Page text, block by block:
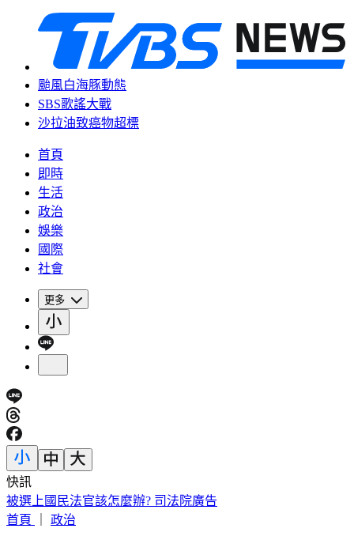
颱風白海豚動態
SBS歌謠大戰
沙拉油致癌物超標
首頁
即時
生活
政治
娛樂
國際
社會
更多
快訊
遠見天下創辦人高希均90歲辭世！「長壽5秘訣」曝 醫生也
認同